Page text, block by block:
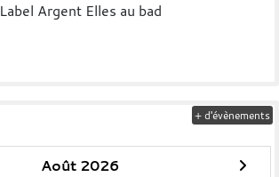
Label Argent Elles au bad
Août 2026
+ d'évènements